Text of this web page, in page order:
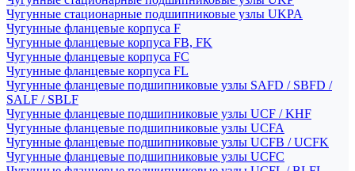
Чугунные стационарные подшипниковые узлы UKPA
Чугунные фланцевые корпуса F
Чугунные фланцевые корпуса FB, FK
Чугунные фланцевые корпуса FC
Чугунные фланцевые корпуса FL
Чугунные фланцевые подшипниковые узлы SAFD / SBFD /
SALF / SBLF
Чугунные фланцевые подшипниковые узлы UCF / KHF
Чугунные фланцевые подшипниковые узлы UCFA
Чугунные фланцевые подшипниковые узлы UCFB / UCFK
Чугунные фланцевые подшипниковые узлы UCFC